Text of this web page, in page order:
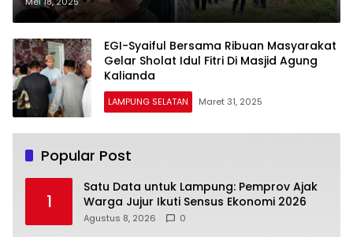
Wisata Bahari Lampung Selatan
EGI-Syaiful Bersama Ribuan Masyarakat
Gelar Sholat Idul Fitri Di Masjid Agung
Kalianda
LAMPUNG SELATAN Maret 31, 2025
Popular Post
1
Satu Data untuk Lampung: Pemprov Ajak
Warga Jujur Ikuti Sensus Ekonomi 2026
Agustus 8, 2026 0